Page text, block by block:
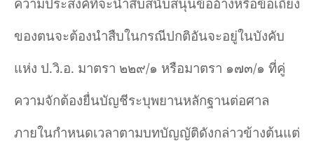
ของตนจะต้องนำสืบในกรณีปกติอันจะอยู่ในบังคับ
แห่ง ป.วิ.อ. มาตรา ๒๒๙/๑ หรือมาตรา ๑๗๓/๑ ที่คู่
ความจักต้องยื่นบัญชีระบุพยานหลักฐานต่อศาล
ภายในกำหนดเวลาตามบทบัญญัติดังกล่าวข้างต้นแต่